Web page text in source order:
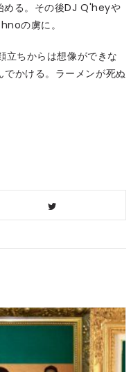
る。その後DJ Q'heyや
の虜に。
ちからは想像ができな
かける。ラーメンが死ぬ